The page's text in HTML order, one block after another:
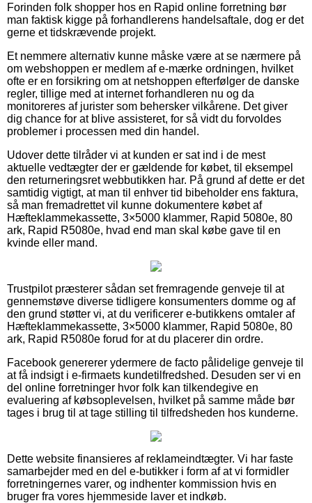
Forinden folk shopper hos en Rapid online forretning bør
man faktisk kigge på forhandlerens handelsaftale, dog er det
gerne et tidskrævende projekt.
Et nemmere alternativ kunne måske være at se nærmere på
om webshoppen er medlem af e-mærke ordningen, hvilket
ofte er en forsikring om at netshoppen efterfølger de danske
regler, tillige med at internet forhandleren nu og da
monitoreres af jurister som behersker vilkårene. Det giver
dig chance for at blive assisteret, for så vidt du forvoldes
problemer i processen med din handel.
Udover dette tilråder vi at kunden er sat ind i de mest
aktuelle vedtægter der er gældende for købet, til eksempel
den returneringsret webbutikken har. På grund af dette er det
samtidig vigtigt, at man til enhver tid bibeholder ens faktura,
så man fremadrettet vil kunne dokumentere købet af
Hæfteklammekassette, 3×5000 klammer, Rapid 5080e, 80
ark, Rapid R5080e, hvad end man skal købe gave til en
kvinde eller mand.
Trustpilot præsterer sådan set fremragende genveje til at
gennemstøve diverse tidligere konsumenters domme og af
den grund støtter vi, at du verificerer e-butikkens omtaler af
Hæfteklammekassette, 3×5000 klammer, Rapid 5080e, 80
ark, Rapid R5080e forud for at du placerer din ordre.
Facebook genererer ydermere de facto pålidelige genveje til
at få indsigt i e-firmaets kundetilfredshed. Desuden ser vi en
del online forretninger hvor folk kan tilkendegive en
evaluering af købsoplevelsen, hvilket på samme måde bør
tages i brug til at tage stilling til tilfredsheden hos kunderne.
Dette website finansieres af reklameindtægter. Vi har faste
samarbejder med en del e-butikker i form af at vi formidler
forretningernes varer, og indhenter kommission hvis en
bruger fra vores hjemmeside laver et indkøb.